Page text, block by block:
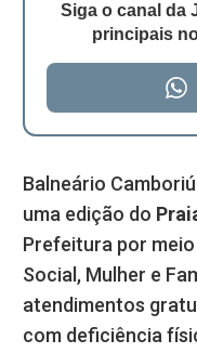
Siga o canal da
principais
Balneário
uma edição do
Prefeitura por
Social, Mulher e
atendimentos
com deficiência